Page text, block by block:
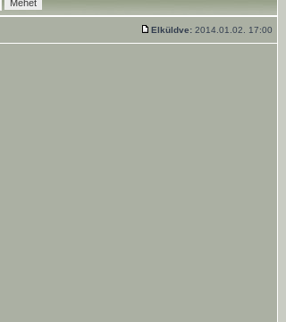
Elküldve: 2014.01.02. 17:00